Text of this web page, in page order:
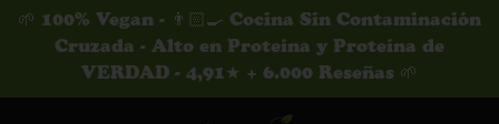
🌱 100% Vegan - 👨🏻‍🍳 Cocina Sin Contaminación
Cruzada - Alto en Proteína y Proteína de
VERDAD - 4,91★ + 6.000 Reseñas 🌱